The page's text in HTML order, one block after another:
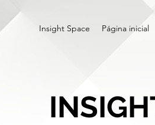
Insight Space Página inicial